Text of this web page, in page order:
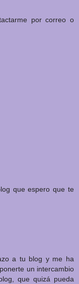
por correo o
que espero que te
a tu blog y me ha
un intercambio
que quizá pueda